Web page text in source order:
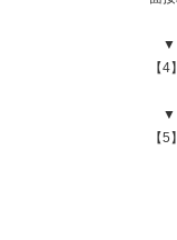
▼
【
▼
【